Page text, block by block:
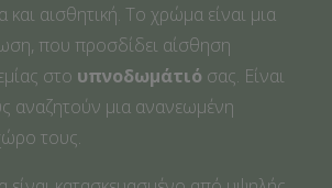
και αισθητική. Το χρώμα είναι μια
που προσδίδει αίσθηση
στο υπνοδωμάτιό σας. Είναι
αναζητούν μια ανανεωμένη
τους.